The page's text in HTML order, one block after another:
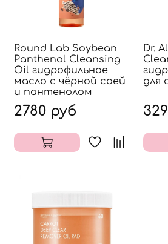
Round Lab Soybean
Panthenol Cleansing
Oil гидрофильное
масло с чёрной соей
и пантенолом
2780 руб
Dr.
для